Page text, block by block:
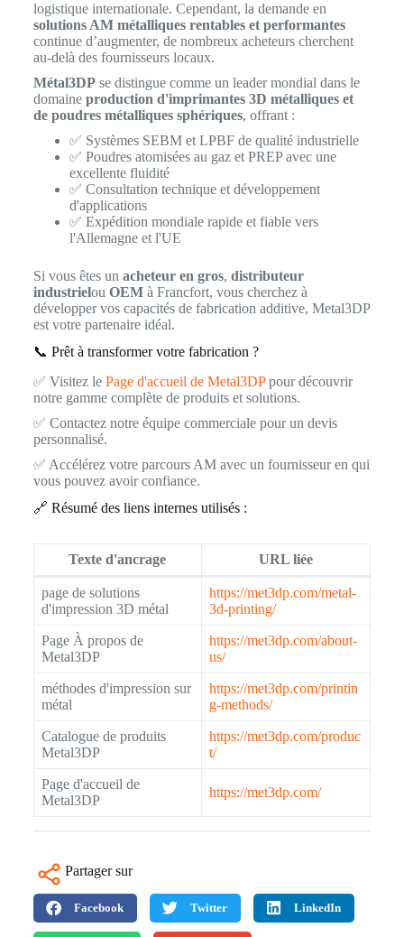
logistique internationale. Cependant, la demande en
solutions AM métalliques rentables et performantes
continue d’augmenter, de nombreux acheteurs cherchent
au-delà des fournisseurs locaux.
Métal3DPse distingue comme un leader mondial dans le
domaine production d'imprimantes 3D métalliques et
de poudres métalliques sphériques, offrant :
✅ Systèmes SEBM et LPBF de qualité industrielle
✅ Poudres atomisées au gaz et PREP avec une
excellente fluidité
✅ Consultation technique et développement
d'applications
✅ Expédition mondiale rapide et fiable vers
l'Allemagne et l'UE
Si vous êtes un acheteur en gros, distributeur
industrielou OEMà Francfort, vous cherchez à
développer vos capacités de fabrication additive, Metal3DP
est votre partenaire idéal.
📞 Prêt à transformer votre fabrication ?
✅ Visitez le Page d'accueil de Metal3DPpour découvrir
notre gamme complète de produits et solutions.
✅ Contactez notre équipe commerciale pour un devis
personnalisé.
✅ Accélérez votre parcours AM avec un fournisseur en qui
vous pouvez avoir confiance.
🔗 Résumé des liens internes utilisés :
Texte d'ancrage URL liée
page de solutions
d'impression 3D métal
https://met3dp.com/metal-
3d-printing/
Page À propos de
Metal3DP
https://met3dp.com/about-
us/
méthodes d'impression sur
métal
https://met3dp.com/printin
g-methods/
Catalogue de produits
Metal3DP
https://met3dp.com/produc
t/
Page d'accueil de
Metal3DP
https://met3dp.com/
Partager sur
Facebook Twitter LinkedIn